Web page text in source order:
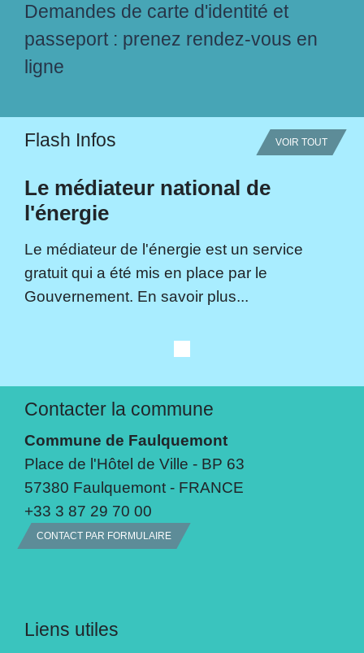
Demandes de carte d'identité et
passeport : prenez rendez-vous en
ligne
Flash Infos VOIR TOUT
Le médiateur national de
l'énergie
Le médiateur de l'énergie est un service
gratuit qui a été mis en place par le
Gouvernement. En savoir plus...
Contacter la commune
Commune de Faulquemont
Place de l'Hôtel de Ville - BP 63
57380 Faulquemont - FRANCE
+33 3 87 29 70 00
CONTACT PAR FORMULAIRE
Liens utiles